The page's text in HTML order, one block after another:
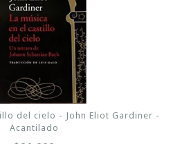
del cielo - John Eliot Gardiner -
Acantilado